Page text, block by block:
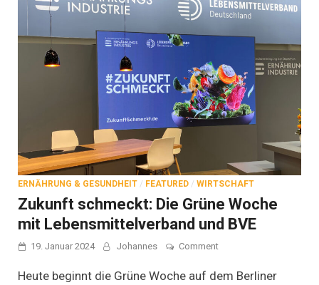
ERNÄHRUNG & GESUNDHEIT / FEATURED / WIRTSCHAFT
Zukunft schmeckt: Die Grüne Woche
mit Lebensmittelverband und BVE
19. Januar 2024 Johannes Commenton
schmeckt:
Heute beginnt die Grüne Woche auf dem Berliner